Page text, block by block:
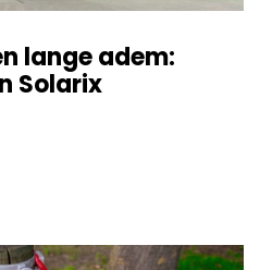
lange adem:
Solarix